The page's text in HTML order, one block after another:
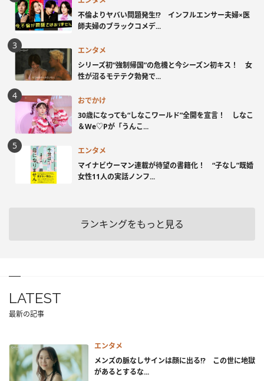
不倫よりヤバい問題発生!? インフルエンサー夫婦×医
師夫婦のブラックコメデ...
エンタメ
シリーズ初“強制帰国”の危機と今シーズン初キス！ 女
性が沼るモテテク勃発で...
おでかけ
30歳になっても“しなこワールド”全開を宣言！ しなこ
＆We♡Pが「うんこ...
エンタメ
マイナビウーマン連載が待望の書籍化！ “子なし”既婚
女性11人の実話ノンフ...
ランキングをもっと見る
LATEST
最新の記事
エンタメ
メンズの脈なしサインは顔に出る!? この世に地獄
があるとするな...